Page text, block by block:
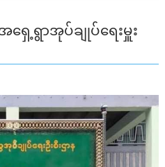
ေ့ရွာအုပ်ချုပ်ရေးမှူး